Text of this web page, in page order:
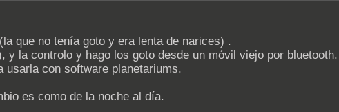
que no tenía goto y era lenta de narices) .
y la controlo y hago los goto desde un móvil viejo por bluetooth.
usarla con software planetariums.
es como de la noche al día.